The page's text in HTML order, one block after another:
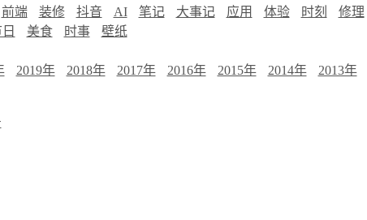
前端 装修 抖音 AI 笔记 大事记 应用 体验 时刻 修理
美食 时事
壁纸
2019年 2018年 2017年 2016年 2015年 2014年 2013年